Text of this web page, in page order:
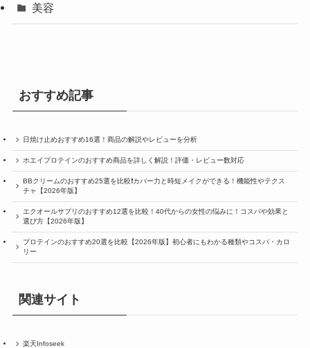
美容
おすすめ記事
日焼け止めおすすめ16選！商品の解説やレビューを分析
ホエイプロテインのおすすめ商品を詳しく解説！評価・レビュー数対応
BBクリームのおすすめ25選を比較❗️カバー力と時短メイクができる！機能性やテクス
チャ【2026年版】
エクオールサプリのおすすめ12選を比較！40代からの女性の悩みに！コスパや効果と
選び方【2026年版】
プロテインのおすすめ20選を比較【2026年版】初心者にもわかる種類やコスパ・カロ
リー
関連サイト
楽天Infoseek